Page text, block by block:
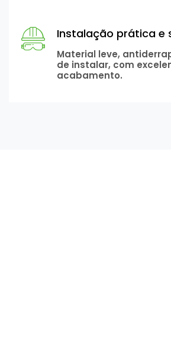
Instalação prática e
Material leve,
de instalar, com
acabamento.